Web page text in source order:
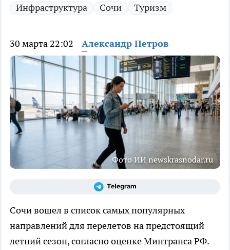
Инфраструктура
Сочи Туризм
30 марта 22:02 Александр Петров
Фото ИИ newskrasnodar.ru
Сочи вошел в список самых популярных
направлений для перелетов на предстоящий
летний сезон, согласно оценке Минтранса РФ.